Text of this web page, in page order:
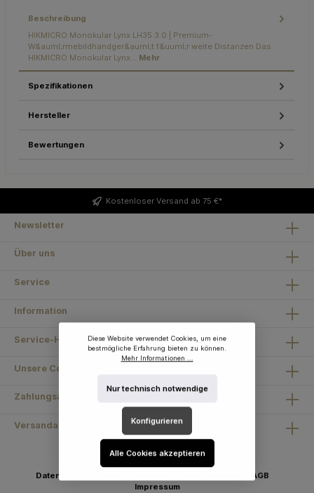
Beschreibung
HIKMICRO Monokular Lynx LH35 3.0 | Premium-
W&auml;rmebildhandger&auml;t f&uuml;r weite Distanzen Das
HIKMICRO Monokular Lynx… Mehr
Spezifikationen
Hersteller
Bewertungen
Kostenloser Versand ab 75 €*
Newsletter
Über uns
Service
Information
Service-Hotline
Unsere Communities
Zahlungsarten
Versandarten
Datenschutz
AGB
Impressum
Diese Website verwendet Cookies, um eine
bestmögliche Erfahrung bieten zu können.
Mehr Informationen ...
Nur technisch notwendige
Konfigurieren
Alle Cookies akzeptieren